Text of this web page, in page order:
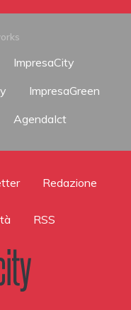
ImpresaCity
ImpresaGreen
AgendaIct
Redazione
RSS